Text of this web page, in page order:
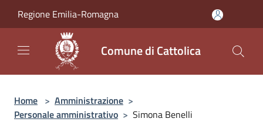
Regione Emilia-Romagna
Comune di Cattolica
Home > Amministrazione >
Personale amministrativo > Simona Benelli